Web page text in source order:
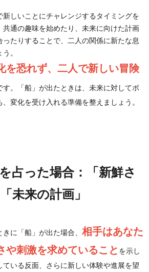
しいことにチャレンジするタイミングを
通の趣味を始めたり、未来に向けた計画
ったりすることで、二人の関係に新たな息
。
を恐れず、二人で新しい冒険
す。「船」が出たときは、未来に対してポ
変化を受け入れる準備を整えましょう。
占った場合：「新鮮さ
未来の計画」
に「船」が出た場合、 相手はあなた
や刺激を求めていること を示し
いる反面、さらに新しい体験や進展を望